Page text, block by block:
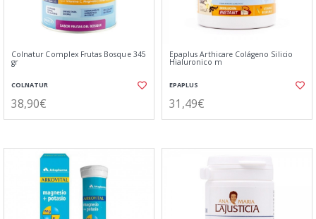
Colnatur Complex Frutas Bosque 345
gr
COLNATUR
38,90€
Epaplus Arthicare Colágeno Silicio
Hialuronico m
EPAPLUS
31,49€